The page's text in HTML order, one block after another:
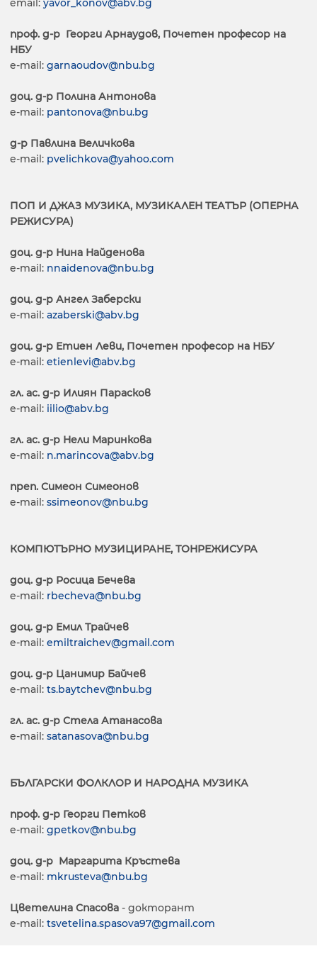
email: yavor_konov@abv.bg
проф. д-р Георги Арнаудов, Почетен професор на
НБУ
e-mail: garnaoudov@nbu.bg
доц. д-р Полина Антонова
e-mail: pantonova@nbu.bg
д-р Павлина Величкова
е-mail: pvelichkova@yahoo.com
ПОП И ДЖАЗ МУЗИКА, МУЗИКАЛЕН ТЕАТЪР (ОПЕРНА
РЕЖИСУРА)
доц. д-р Нина Найденова
e-mail: nnaidenova@nbu.bg
доц. д-р Ангел Заберски
e-mail: azaberski@abv.bg
доц. д-р Етиен Леви, Почетен професор на НБУ
e-mail: etienlevi@abv.bg
гл. ас. д-р Илиян Парасков
e-mail: iilio@abv.bg
гл. ас. д-р Нели Маринкова
e-mail: n.marincova@abv.bg
преп. Симеон Симеонов
e-mail: ssimeonov@nbu.bg
КОМПЮТЪРНО МУЗИЦИРАНЕ, ТОНРЕЖИСУРА
доц. д-р Росица Бечева
e-mail: rbecheva@nbu.bg
доц. д-р Емил Трайчев
e-mail: emiltraichev@gmail.com
доц. д-р Цанимир Байчев
e-mail: ts.baytchev@nbu.bg
гл. ас. д-р Стела Атанасова
e-mail: satanasova@nbu.bg
БЪЛГАРСКИ ФОЛКЛОР И НАРОДНА МУЗИКА
проф. д-р Георги Петков
e-mail: gpetkov@nbu.bg
доц. д-р Маргарита Кръстева
e-mail: mkrusteva@nbu.bg
Цветелина Спасова - докторант
e-mail: tsvetelina.spasova97@gmail.com